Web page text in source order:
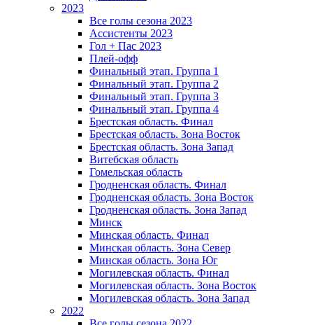
2023
Все голы сезона 2023
Ассистенты 2023
Гол + Пас 2023
Плей-офф
Финальный этап. Группа 1
Финальный этап. Группа 2
Финальный этап. Группа 3
Финальный этап. Группа 4
Брестская область. Финал
Брестская область. Зона Восток
Брестская область. Зона Запад
Витебская область
Гомельская область
Гродненская область. Финал
Гродненская область. Зона Восток
Гродненская область. Зона Запад
Минск
Минская область. Финал
Минская область. Зона Север
Минская область. Зона Юг
Могилевская область. Финал
Могилевская область. Зона Восток
Могилевская область. Зона Запад
2022